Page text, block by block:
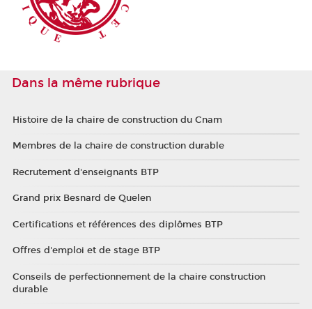
Dans la même rubrique
Histoire de la chaire de construction du Cnam
Membres de la chaire de construction durable
Recrutement d'enseignants BTP
Grand prix Besnard de Quelen
Certifications et références des diplômes BTP
Offres d'emploi et de stage BTP
Conseils de perfectionnement de la chaire construction
durable